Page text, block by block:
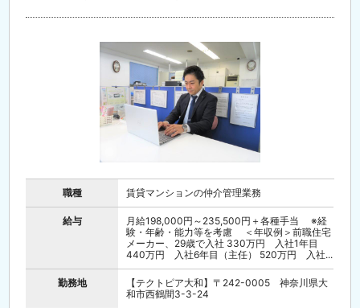
職種 賃貸マンションの仲介管理業務
給与
月給198,000円～235,500円＋各種手当 ※経
験・年齢・能力等を考慮 ＜年収例＞前職住宅
メーカー、29歳で入社 330万円 入社1年目
440万円 入社6年目（主任） 520万円 入社...
勤務地
【テクトピア大和】〒242-0005 神奈川県大
和市西鶴間3-3-24